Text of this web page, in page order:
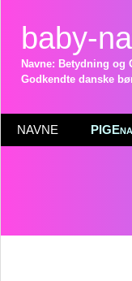
baby-
Navne: Betydning og
Godkendte danske
NAVNE